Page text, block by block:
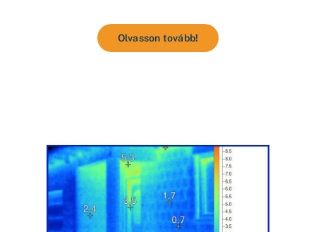
Olvasson tovább!